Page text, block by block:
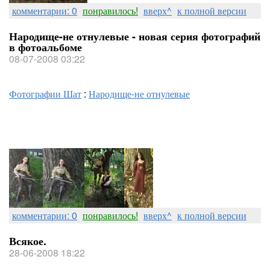
комментарии: 0 понравилось! вверх^ к полной версии
Народище-не отнулевые - новая серия фотографий
в фотоальбоме
08-07-2008 03:22
Фотографии Шат : Народище-не отнулевые
комментарии: 0 понравилось! вверх^ к полной версии
Всякое.
28-06-2008 18:22